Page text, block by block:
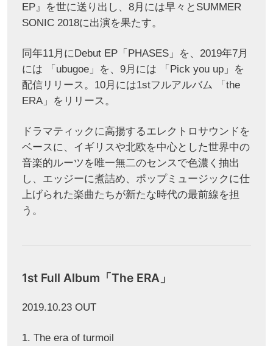
EP』を世に送り出し、8月には早々とSUMMER
SONIC 2018に出演を果たす。
同年11月にDebut EP「PHASES」を、2019年7月
には 「ubugoe」を、9月には 「Pick you up」を
配信リリース。10月には1stフルアルバム 「the
ERA」をリリース。
ドラマティックに高揚するエレクトロサウンドを
ベースに、イギリスや北欧を中心とした世界中の
音楽的ルーツを唯一無二のセンスで色濃く抽出
し、エッジーに煮詰め、ポップミュージックに仕
上げられた楽曲たちが新たな時代の最前線を担
う。
1st Full Album「The ERA」
2019.10.23 OUT
1. The era of turmoil